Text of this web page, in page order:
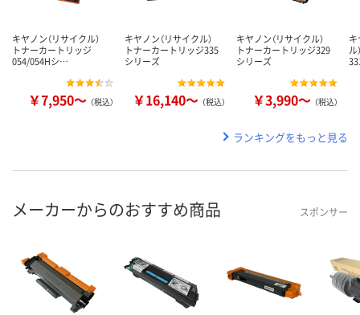
キヤノン（リサイクル）
トナーカートリッジ
054/054Hシ…
￥7,950～ （税込）
キヤノン（リサイクル）
トナーカートリッジ335
シリーズ
￥16,140～ （税込）
キヤノン（リサイクル）
トナーカートリッジ329
シリーズ
￥3,990～ （税込）
キ
ランキングをもっと見る
メーカーからのおすすめ商品 スポンサー